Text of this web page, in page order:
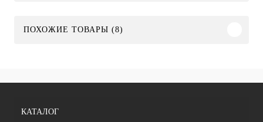
ПОХОЖИЕ ТОВАРЫ (8)
КАТАЛОГ